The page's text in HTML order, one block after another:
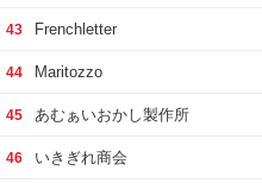
43 Frenchletter
44 Maritozzo
45 あむぁいおかし製作所
46 いきぎれ商会